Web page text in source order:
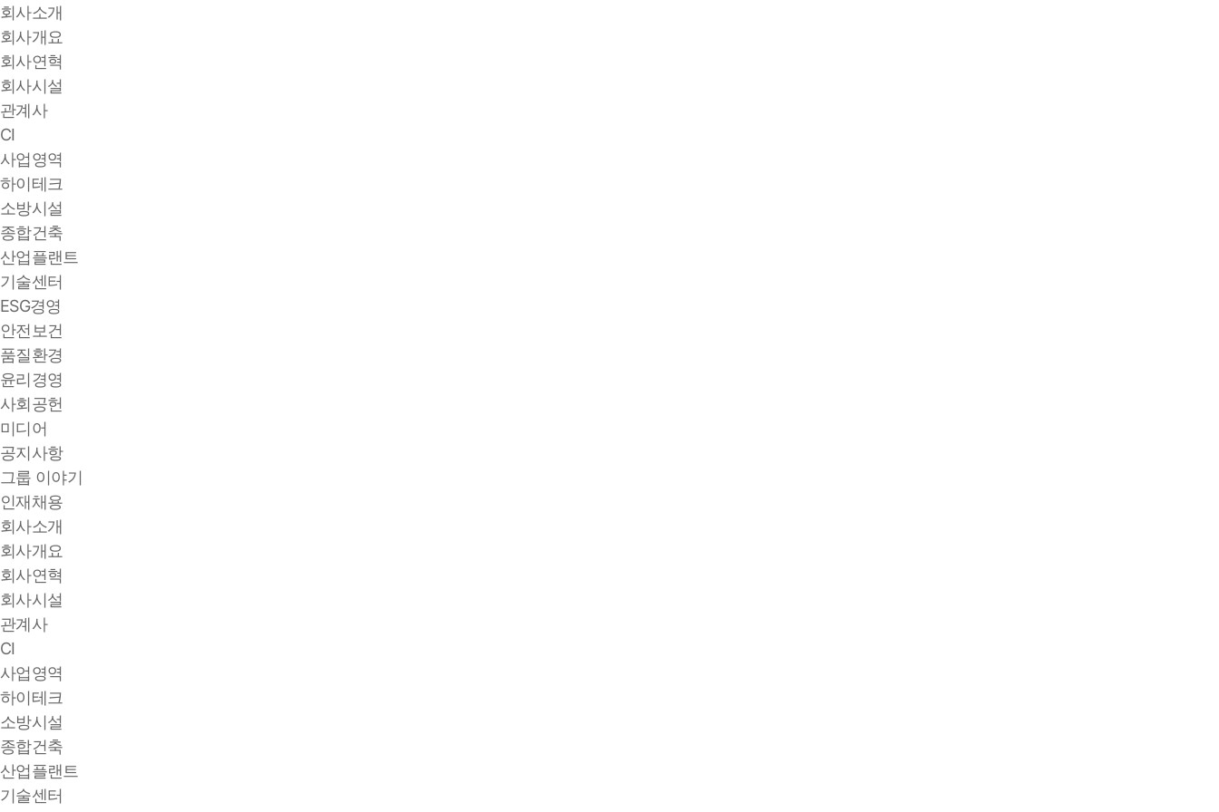
회사소개
회사개요
회사연혁
회사시설
관계사
CI
사업영역
하이테크
소방시설
종합건축
산업플랜트
기술센터
ESG경영
안전보건
품질환경
윤리경영
사회공헌
미디어
공지사항
그룹 이야기
인재채용
회사소개
회사개요
회사연혁
회사시설
관계사
CI
사업영역
하이테크
소방시설
종합건축
산업플랜트
기술센터